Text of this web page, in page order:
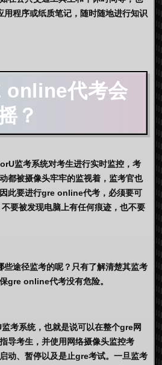
程序或纸质笔记，随时随地进行知识
online代考会
？
监考系统对考生进行实时监控，考
都被摄像头牢牢的监视着，监考官也
此要进行gre online代考，必须要可
要被发现电脑上有任何痕迹，也不要
途径监考的呢？只有了解清楚其监考
gre online代考没有危险。
考系统，也就是说可以在整个gre网
导考生，并使用网络摄像头监控考
动、暂停以及是止gre考试。一旦监考